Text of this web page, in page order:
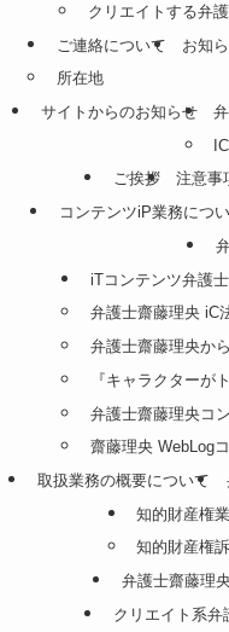
クリエイトする弁
ご連絡について
所在地
お知
サイトからのお知らせ
ご挨拶
注意事
コンテンツiP業務につ
iTコンテンツ弁護
弁護士齋藤理央 iC
弁護士齋藤理央か
『キャラクターが
弁護士齋藤理央コ
齋藤理央 WebLog
取扱業務の概要について
知的財産権
知的財産権
弁護士齋藤理
クリエイト系弁